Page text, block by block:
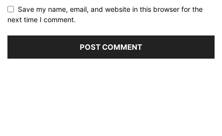
Save my name, email, and website in this browser for the
next time I comment.